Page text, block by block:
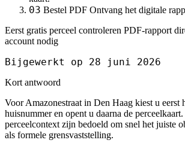
03 Bestel PDF Ontvang het digitale
Eerst gratis perceel controleren PDF-rapport
account nodig
Bijgewerkt op 28 juni 2026
Kort antwoord
Voor Amazonestraat in Den Haag kiest u eerst
huisnummer en opent u daarna de
perceelcontext zijn bedoeld om snel het juiste
als formele grensvaststelling.